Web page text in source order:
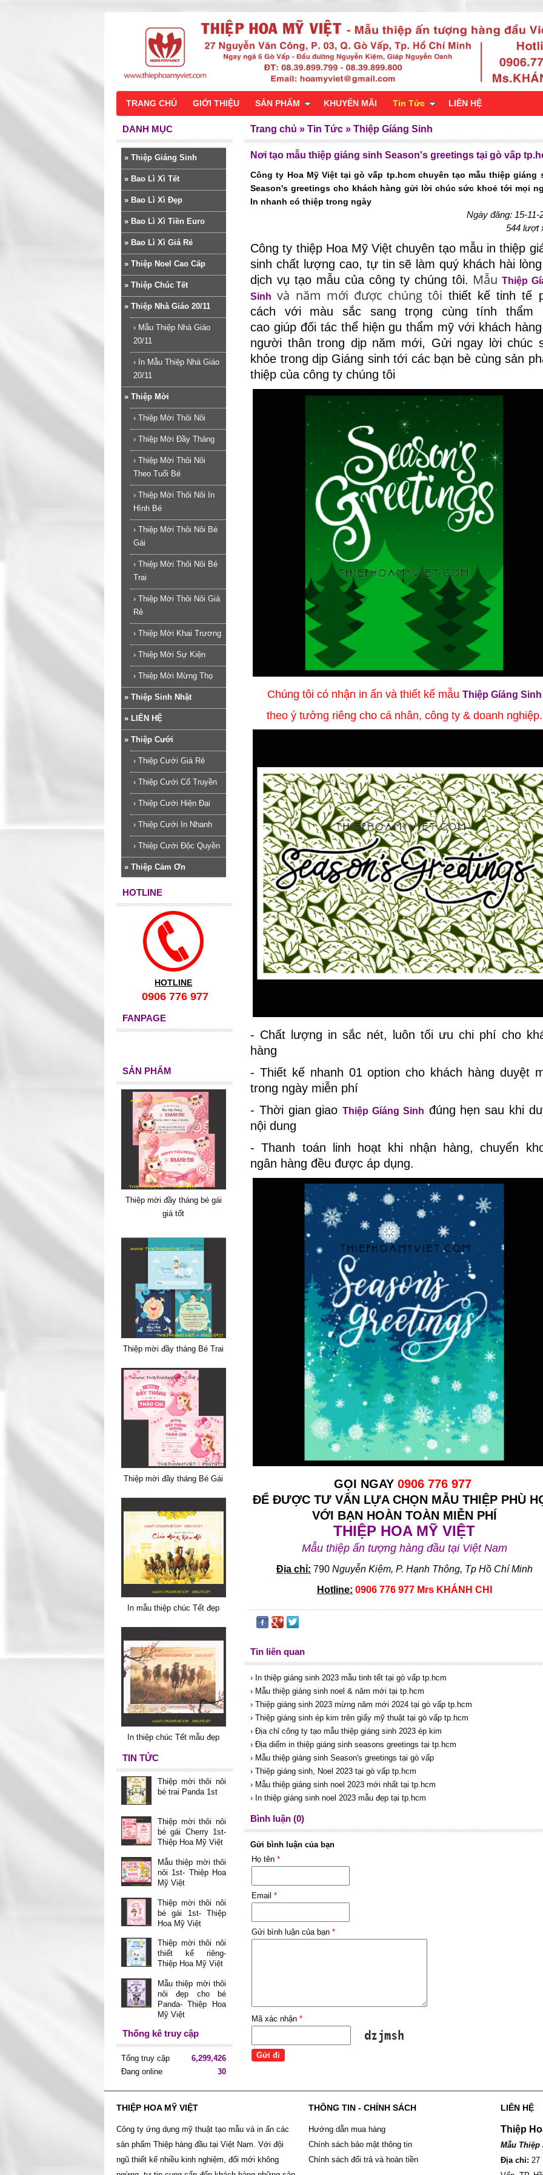
Nơi tạo mẫu thiệp giáng sinh Season's greetings tại gò vấp
Công ty Hoa Mỹ Việt tại gò vấp tp.hcm chuyên tạo mẫu thiệp giáng
Season's greetings cho khách hàng gửi lời chúc sức khoẻ tới mọi
In nhanh có thiệp trong ngày
Ngày đăng: 15-11-
544 lượt
Công ty thiệp Hoa Mỹ Việt chuyên tạo mẫu in thiệp
sinh chất lượng cao, tự tin sẽ làm quý khách hài
dịch vụ tạo mẫu của công ty chúng tôi. Mẫu Thiệp
Sinh và năm mới được chúng tôi thiết kế tinh tế
cách với màu sắc sang trọng cùng tính thẩm
caogiúp đối tác thể hiện gu thẩm mỹ với khách
người thân trong dịp năm mới, Gửi ngay lời chúc
khỏe trong dịp Giáng sinh tới các bạn bè cùng sản
thiệp của công ty chúng tôi
Chúng tôi có nhận in ấn và thiết kế mẫu Thiệp Gíáng Sinh
theo ý tưởng riêng cho cá nhân, công ty & doanh nghiệp.
- Chất lượng in sắc nét, luôn tối ưu chi phí cho
hàng
- Thiết kế nhanh 01 option cho khách hàng duyệt
trong ngày miễn phí
- Thời gian giaoThiệp Gíáng Sinh đúng hẹn sau khi
nội dung
- Thanh toán linh hoạt khi nhận hàng, chuyển
ngân hàng đều được áp dụng.
GỌI NGAY 0906 776 977
ĐỂ ĐƯỢC TƯ VẤN LỰA CHỌN MẪU THIỆP PHÙ
VỚI BẠN HOÀN TOÀN MIỄN PHÍ
THIỆP HOA MỸ VIỆT
Mẫu thiệp ấn tượng hàng đầu tại Việt Nam
Địa chỉ: 790Nguyễn Kiệm, P. Hạnh Thông, Tp Hồ Chí Minh
Hotline: 0906 776 977 Mrs KHÁNH CHI
Tin liên quan
› In thiệp giáng sinh 2023 mẫu tinh tết tại gò vấp tp.hcm
› Mẫu thiệp giáng sinh noel & năm mới tại tp.hcm
› Thiệp giáng sinh 2023 mừng năm mới 2024 tại gò vấp tp.hcm
› Thiệp giáng sinh ép kim trên giấy mỹ thuật tại gò vấp tp.hcm
› Địa chỉ công ty tạo mẫu thiệp giáng sinh 2023 ép kim
› Địa diểm in thiệp giáng sinh seasons greetings tại tp.hcm
› Mẫu thiệp giáng sinh Season's greetings tại gò vấp
› Thiệp giáng sinh, Noel 2023 tại gò vấp tp.hcm
› Mẫu thiệp giáng sinh noel 2023 mới nhất tại tp.hcm
› In thiệp giáng sinh noel 2023 mẫu đẹp tại tp.hcm
Bình luận (0)
Gửi bình luận của bạn
Họ tên*
Email*
Gửi bình luận của bạn*
Mã xác nhận*
Trang chủ »Tin Tức »Thiệp Gíáng Sinh
DANH MỤC
» Thiệp Giáng Sinh
» Bao Lì Xì Tết
» Bao Lì Xì Đẹp
» Bao Lì Xì Tiền Euro
» Bao Lì Xì Giá Rẻ
» Thiệp Noel Cao Cấp
» Thiệp Chúc Tết
» Thiệp Nhà Giáo 20/11
› Mẫu Thiệp Nhà Giáo
20/11
› In Mẫu Thiệp Nhà Giáo
20/11
» Thiệp Mời
› Thiệp Mời Thôi Nôi
› Thiệp Mời Đầy Tháng
› Thiệp Mời Thôi Nôi
Theo Tuổi Bé
› Thiệp Mời Thôi Nôi In
Hình Bé
› Thiệp Mời Thôi Nôi Bé
Gái
› Thiệp Mời Thôi Nôi Bé
Trai
› Thiệp Mời Thôi Nôi Giá
Rẻ
› Thiệp Mời Khai Trương
› Thiệp Mời Sự Kiện
› Thiệp Mời Mừng Thọ
» Thiệp Sinh Nhật
» LIÊN HỆ
» Thiệp Cưới
› Thiệp Cưới Giá Rẻ
› Thiệp Cưới Cổ Truyền
› Thiệp Cưới Hiện Đại
› Thiệp Cưới In Nhanh
› Thiệp Cưới Độc Quyền
» Thiệp Cảm Ơn
HOTLINE
HOTLINE
0906 776 977
FANPAGE
SẢN PHẨM
Thiệp mời đầy tháng bé gái
giá tốt
Thiệp mời đầy tháng Bé Trai
Thiệp mời đầy tháng Bé Gái
In mẫu thiệp chúc Tết đẹp
In thiệp chúc Tết mẫu đẹp
TIN TỨC
Thiệp mời thôi nôi
bé trai Panda 1st
Thiệp mời thôi nôi
bé gái Cherry 1st-
Thiệp Hoa Mỹ Việt
Mẫu thiệp mời thôi
nôi 1st- Thiệp Hoa
Mỹ Việt
Thiệp mời thôi nôi
bé gái 1st- Thiệp
Hoa Mỹ Việt
Thiệp mời thôi nôi
thiết kế riêng-
Thiệp Hoa Mỹ Việt
Mẫu thiệp mời thôi
nôi đẹp cho bé
Panda- Thiệp Hoa
Mỹ Việt
Thống kê truy cập
Tổng truy cập
6,299,426
Đang online
30
TRANG CHỦ GIỚI THIỆU SẢN PHẨM KHUYẾN MÃI Tin Tức LIÊN HỆ
THIỆP HOA MỸ VIỆT
Công ty ứng dụng mỹ thuật tạo mẫu và in ấn các
sản phẩm Thiệp hàng đầu tại Việt Nam. Với đội
ngũ thiết kế nhiều kinh nghiệm, đổi mới không
THÔNG TIN - CHÍNH SÁCH
Hướng dẫn mua hàng
Chính sách bảo mật thông tin
Chính sách đổi trả và hoàn tiền
LIÊN HỆ
Thiệp
Mẫu Thiệp
Địa chỉ: 27